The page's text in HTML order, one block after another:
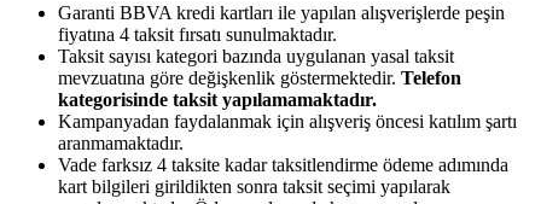
Garanti BBVA kredi kartları ile yapılan alışverişlerde peşin
fiyatına 4 taksit fırsatı sunulmaktadır.
Taksit sayısı kategori bazında uygulanan yasal taksit
mevzuatına göre değişkenlik göstermektedir. Telefon
kategorisinde taksit yapılamamaktadır.
Kampanyadan faydalanmak için alışveriş öncesi katılım şartı
aranmamaktadır.
Vade farksız 4 taksite kadar taksitlendirme ödeme adımında
kart bilgileri girildikten sonra taksit seçimi yapılarak